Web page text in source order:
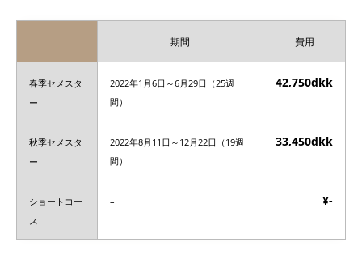
期間 費用
春季セメスタ
ー
2022年1月6日～6月29日（25週
間）
42,750dkk
秋季セメスタ
ー
2022年8月11日～12月22日（19週
間）
33,450dkk
ショートコー
ス
– ¥-